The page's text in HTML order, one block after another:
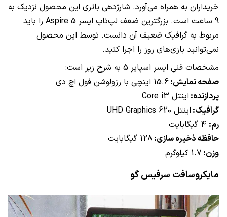
خریداران به همراه می‌آورد. شارژدهی باتری این محصول نزدیک به
9 ساعت است. بزرگترین ضعف لپ‌تاپ ایسر
Aspire 5 را باید
مربوط به گرافیک ضعیف آن دانست. توسط این محصول
نمی‌توانید بازی‌های روز را اجرا کنید.
مشخصات فنی ایسر اسپایر 5 به شرح زیر است:
صفحه نمایش:15.6 اینچی با رزولوشن فول اچ دی
پردازنده: اینتل Core i3
گرافیک: اینتل UHD Graphics 620
رم:
حافظه ذخیره سازی:128 گیگابایت
وزن:1.7 کیلوگرم
مایکروسافت سرفیس گو